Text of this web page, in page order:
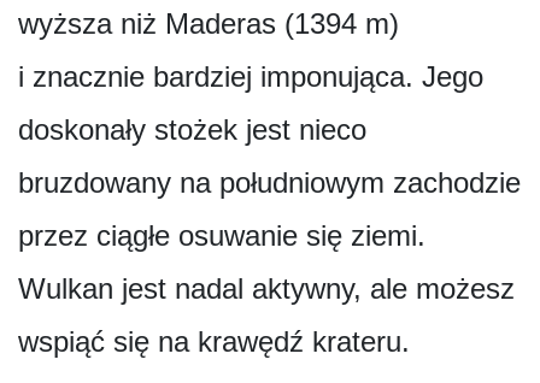
wyższa niż Maderas (1394 m)
i znacznie bardziej imponująca. Jego
doskonały stożek jest nieco
bruzdowany na południowym zachodzie
przez ciągłe osuwanie się ziemi.
Wulkan jest nadal aktywny, ale możesz
wspiąć się na krawędź krateru.